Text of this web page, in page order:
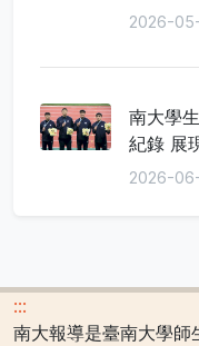
2026-
南大學
紀錄 展
2026-
:::
南大報導是臺南大學師